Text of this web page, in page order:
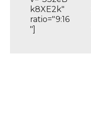
k8XE2k"
ratio="9:16
"]